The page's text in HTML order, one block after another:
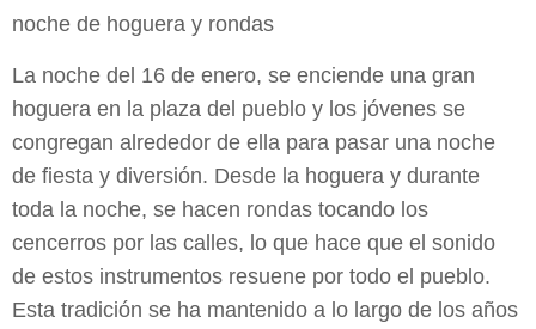
noche de hoguera y rondas
La noche del 16 de enero, se enciende una gran
hoguera en la plaza del pueblo y los jóvenes se
congregan alrededor de ella para pasar una noche
de fiesta y diversión. Desde la hoguera y durante
toda la noche, se hacen rondas tocando los
cencerros por las calles, lo que hace que el sonido
de estos instrumentos resuene por todo el pueblo.
Esta tradición se ha mantenido a lo largo de los años